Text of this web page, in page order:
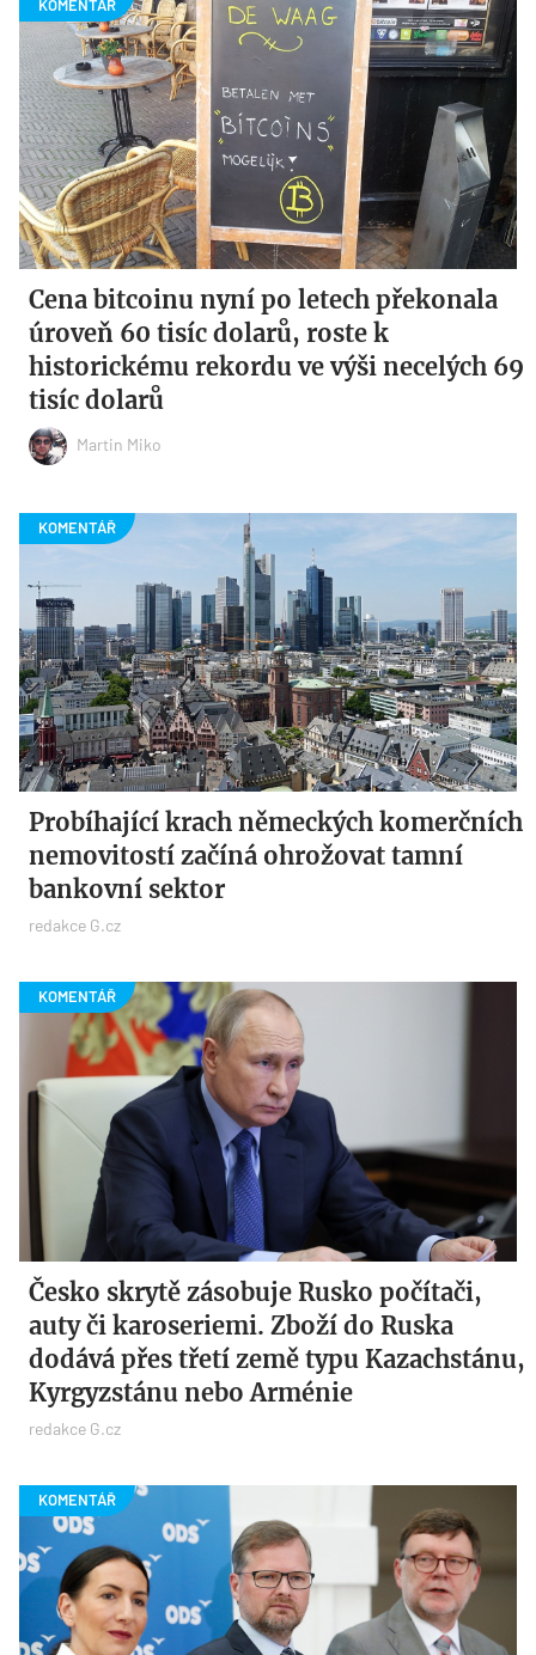
Cena bitcoinu nyní po letech překonala
úroveň 60 tisíc dolarů, roste k
historickému rekordu ve výši necelých 69
tisíc dolarů
Martin Miko
Probíhající krach německých komerčních
nemovitostí začíná ohrožovat tamní
bankovní sektor
redakce G.cz
Česko skrytě zásobuje Rusko počítači,
auty či karoseriemi. Zboží do Ruska
dodává přes třetí země typu Kazachstánu,
Kyrgyzstánu nebo Arménie
redakce G.cz